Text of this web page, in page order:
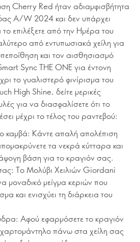
Cherry Red ήταν αδιαμφισβήτητα
A/W 2024 και δεν υπάρχει
το επιλέξετε από την Ημέρα του
από εντυπωσιακά χείλη για
και τον αισθησιασμό
Sync THE ONE για έντονη
το γυαλιστερό φινίρισμα του
High Shine, δείτε μερικές
για να διασφαλίσετε ότι το
μέχρι το τέλος του ραντεβού:
καμβά: Κάντε απαλή απολέπιση
τα νεκρά κύτταρα και
βάση για το κραγιόν σας.
Το Μολύβι Χειλιών Giordani
μοναδικό μείγμα κεριών που
και ενισχύει τη διάρκεια του
Αφού εφαρμόσετε το κραγιόν
πάνω στα χείλη σας